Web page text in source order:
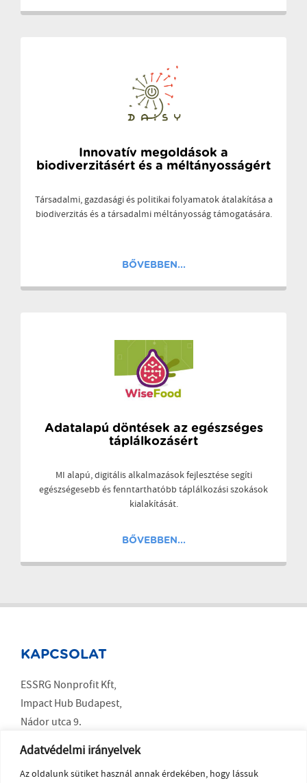
Adatvédelmi irányelvek
Az oldalunk sütiket használ annak érdekében, hogy lássuk
Innovatív megoldások a
biodiverzitásért és a méltányosságért
Társadalmi, gazdasági és politikai folyamatok átalakítása a
biodiverzitás és a társadalmi méltányosság támogatására.
BŐVEBBEN...
Adatalapú döntések az egészséges
táplálkozásért
MI alapú, digitális alkalmazások fejlesztése segíti
egészségesebb és fenntarthatóbb táplálkozási szokások
kialakítását.
BŐVEBBEN...
KAPCSOLAT
ESSRG Nonprofit Kft,
Impact Hub Budapest,
Nádor utca 9.
Budapest 1051